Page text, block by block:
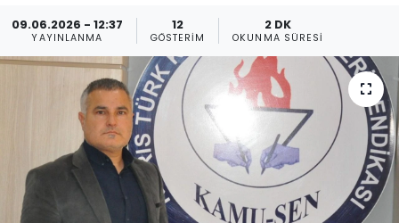
09.06.2026 - 12:37
YAYINLANMA
12
GÖSTERIM
2 DK
OKUNMA SÜRESI
KKTC YEREL SEÇİM 2018
Kültür Sanat
Magazin
Moda
Nöbetçi Eczaneler